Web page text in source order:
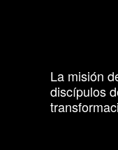
La misión
discípulos